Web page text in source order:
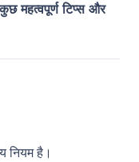
महत्वपूर्ण टिप्स और
नियम है।